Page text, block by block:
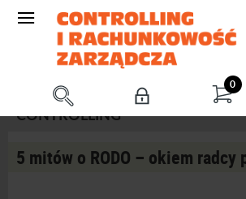
0
CONTROLLING
5 mitów o RODO – okiem radcy